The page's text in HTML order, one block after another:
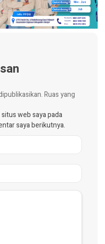
Ruas yang
web saya pada
saya berikutnya.